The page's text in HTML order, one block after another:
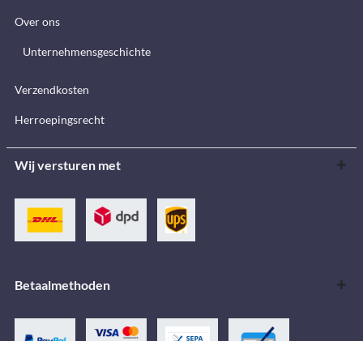
Over ons
Unternehmensgeschichte
Verzendkosten
Herroepingsrecht
Wij versturen met
Betaalmethoden